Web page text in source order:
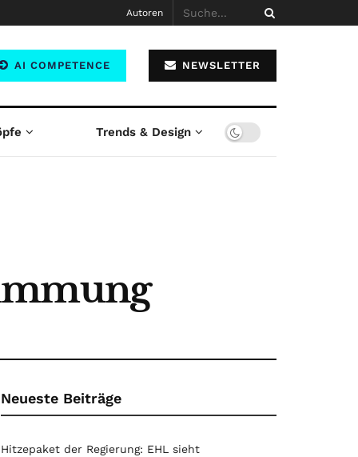
Autoren
AI COMPETENCE NEWSLETTER
Trends & Design
Neueste Beiträge
Hitzepaket der Regierung: EHL sieht